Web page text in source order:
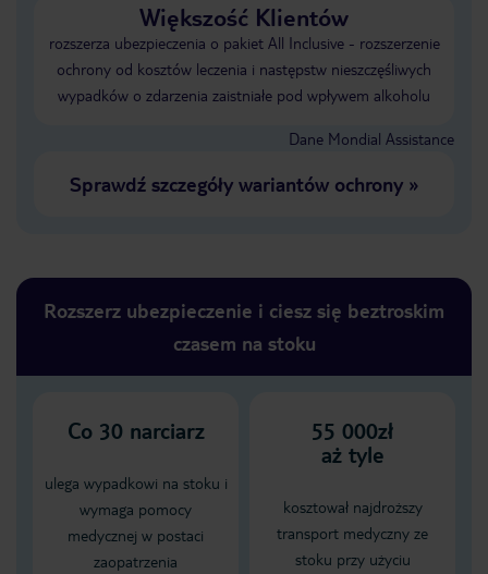
Większość Klientów
rozszerza ubezpieczenia o pakiet All Inclusive - rozszerzenie
ochrony od kosztów leczenia i następstw nieszczęśliwych
wypadków o zdarzenia zaistniałe pod wpływem alkoholu
Dane Mondial Assistance
Sprawdź szczegóły wariantów ochrony»
Rozszerz ubezpieczenie i ciesz się beztroskim
czasem na stoku
Co 30 narciarz
ulega wypadkowi na stoku i
wymaga pomocy
medycznej w postaci
zaopatrzenia
55 000zł
aż tyle
kosztował najdroższy
transport medyczny ze
stoku przy użyciu